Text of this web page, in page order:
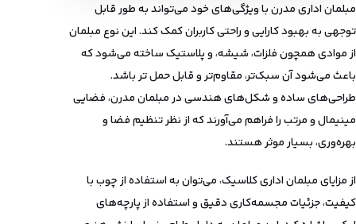
مبلمان اداری مدرن با ویژگی‌های خود می‌تواند به طور قابل
توجهی به بهبود کارایی و راحتی کاربران کمک کند. این نوع مبلمان
از موادی همچون فلزات، شیشه، و پلاستیک ساخته می‌شود که
باعث می‌شود آن سبک‌تر، مقاوم‌تر و قابل حمل تر باشد.
طراحی‌های ساده و شکل‌های هندسی در مبلمان مدرن، فضایی
مینیمال و مرتب را فراهم می‌آورند که از نظر تنظیم فضا و
بهره‌وری، بسیار موثر هستند.
از مزایای مبلمان اداری کلاسیک، می‌توان به استفاده از چوب با
کیفیت، جزئیات مجسمه‌کاری دقیق و استفاده از پارچه‌های